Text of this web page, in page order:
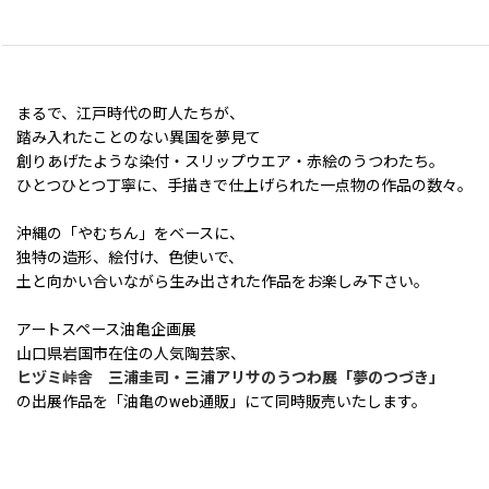
まるで、江戸時代の町人たちが、
踏み入れたことのない異国を夢見て
創りあげたような染付・スリップウエア・赤絵のうつわたち。
ひとつひとつ丁寧に、手描きで仕上げられた一点物の作品の数々。
沖縄の「やむちん」をベースに、
独特の造形、絵付け、色使いで、
土と向かい合いながら生み出された作品をお楽しみ下さい。
アートスペース油亀企画展
山口県岩国市在住の人気陶芸家、
ヒヅミ峠舎 三浦圭司・三浦アリサのうつわ展「夢のつづき」
の出展作品を「油亀のweb通販」にて同時販売いたします。